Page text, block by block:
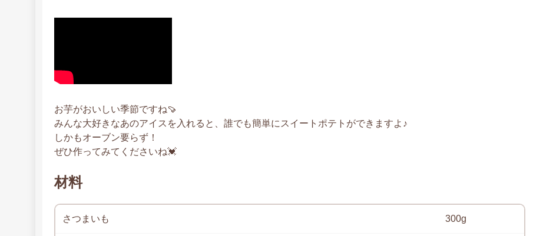
お芋がおいしい季節ですね🍠
みんな大好きなあのアイスを入れると、誰でも簡単にスイートポテトができますよ♪
しかもオーブン要らず！
ぜひ作ってみてくださいね💓
材料
さつまいも 300g